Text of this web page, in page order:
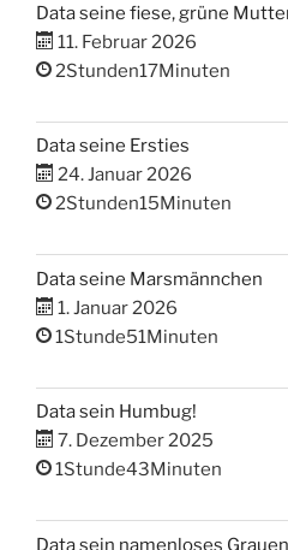
Data seine fiese, grüne
11. Februar 2026
2Stunden17Minuten
Data seine Ersties
24. Januar 2026
2Stunden15Minuten
Data seine Marsmännchen
1. Januar 2026
1Stunde51Minuten
Data sein Humbug!
7. Dezember 2025
1Stunde43Minuten
Data sein namenloses Grauen